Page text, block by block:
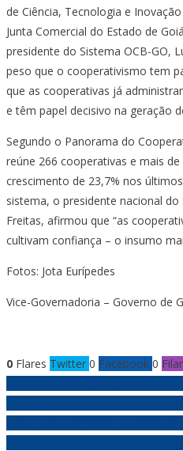
de Ciência, Tecnologia e
Junta Comercial do Estado de
presidente do Sistema OCB-GO,
peso que o cooperativismo tem
que as cooperativas já
e têm papel decisivo na geração
Segundo o Panorama do
reúne 266 cooperativas e mais
crescimento de 23,7% nos
sistema, o presidente nacional
Freitas, afirmou que “as
cultivam confiança – o insumo
Fotos: Jota Eurípedes
Vice-Governadoria – Governo de
0 Flares Twitter 0 Facebook 0
Navegação
de